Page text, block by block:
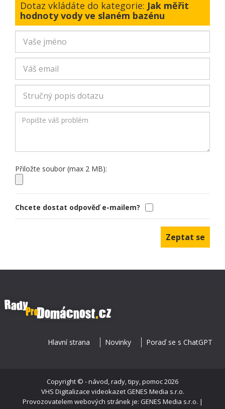
Dotaz vkládáte do kategorie: Jak měřit
hodnoty vody ve slaném bazénu
Přiložte soubor (max 2 MB):
Chcete dostat odpověď e-mailem?
Hlavní strana Novinky Poraď se s ChatGPT
Copyright © - návod, rady, tipy, pomoc2026
VHS Digitalizace videokazetGENES Media s.r.o.
Provozovatelem webových stránek je: GENES Media s.r.o. |